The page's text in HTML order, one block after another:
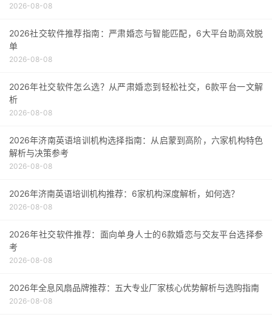
2026-08-08
2026社交软件推荐指南：严肃婚恋与智能匹配，6大平台助高效脱
单
2026-08-08
2026年社交软件怎么选？从严肃婚恋到轻松社交，6款平台一文解
析
2026-08-08
2026年济南英语培训机构选择指南：从启蒙到高阶，六家机构特色
解析与决策参考
2026-08-08
2026年济南英语培训机构推荐：6家机构深度解析，如何选？
2026-08-08
2026年社交软件推荐：面向单身人士的6款婚恋与交友平台选择参
考
2026-08-08
2026年全息风扇品牌推荐：五大专业厂家核心优势解析与选购指南
2026-08-08